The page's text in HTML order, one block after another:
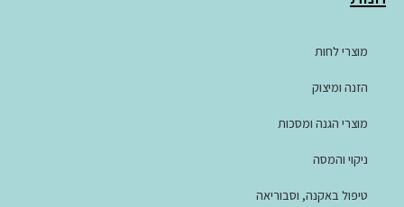
מוצרי לחות
הזנה ומיצוק
מוצרי הגנה ומסכות
ניקוי והמסה
טיפול באקנה, וסבוריאה